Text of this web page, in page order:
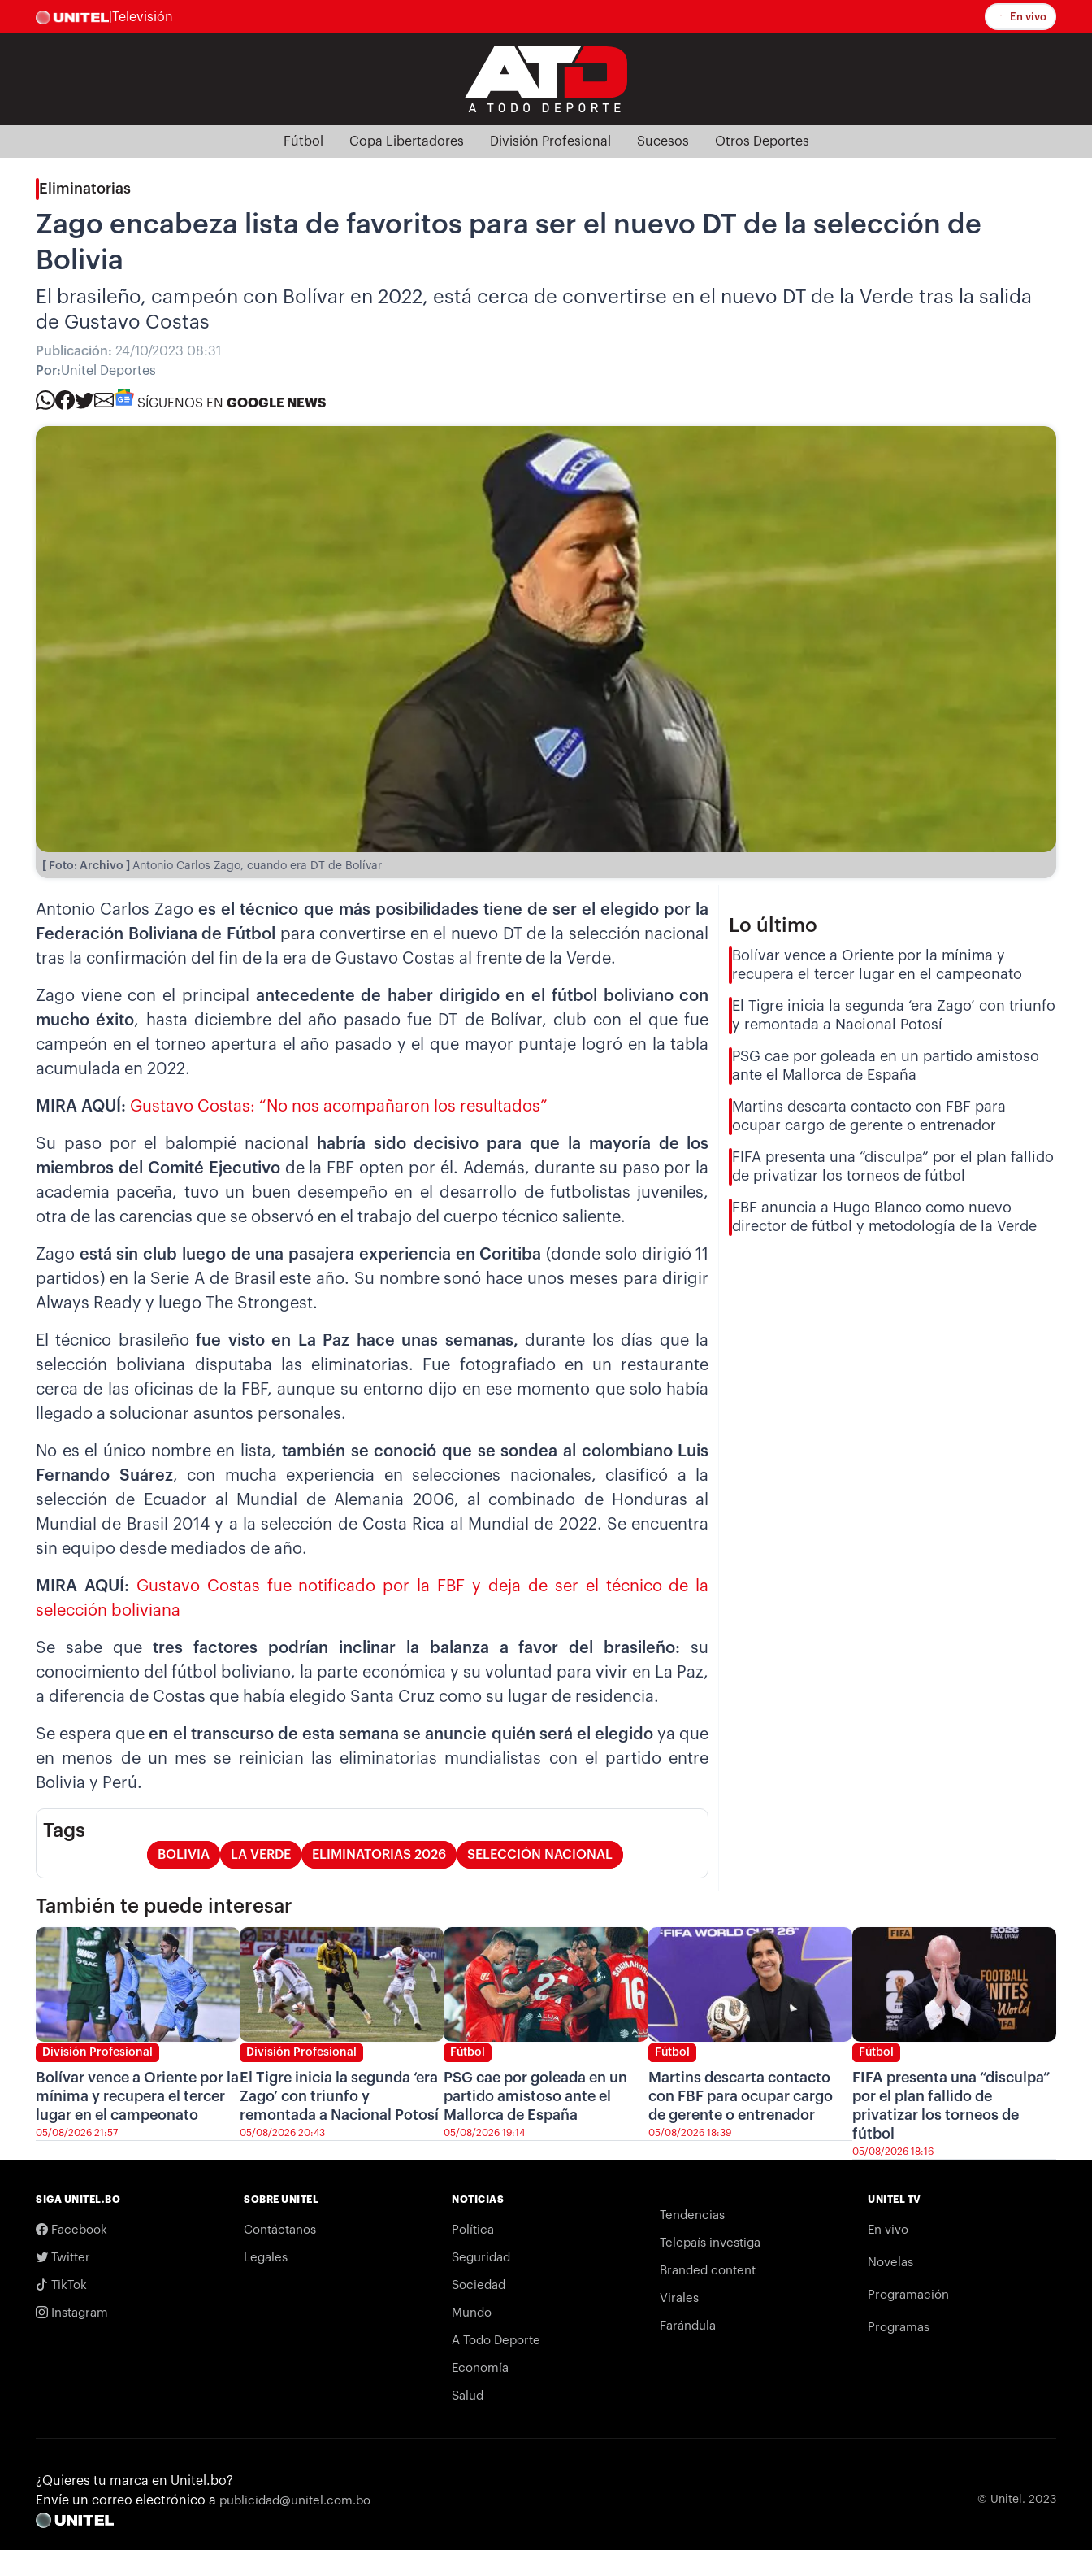
Televisión En vivo
Fútbol Copa Libertadores División Profesional Sucesos Otros Deportes
Eliminatorias
Zago encabeza lista de favoritos para ser el nuevo DT de la selección de
Bolivia
El brasileño, campeón con Bolívar en 2022, está cerca de convertirse en el nuevo DT de la Verde tras la salida
de Gustavo Costas
Publicación: 24/10/2023 08:31
Por:Unitel Deportes
SÍGUENOS EN GOOGLE NEWS
[ Foto: Archivo ] Antonio Carlos Zago, cuando era DT de Bolívar
Antonio Carlos Zagoes el técnico que más posibilidades tiene de ser el elegido por la
Federación Boliviana de Fútbol para convertirse en el nuevo DT de la selección nacional
tras la confirmación del fin de la era de Gustavo Costas al frente de la Verde.
Zago viene con el principal antecedente de haber dirigido en el fútbol boliviano con
mucho éxito, hasta diciembre del año pasado fue DT de Bolívar, club con el que fue
campeón en el torneo apertura el año pasado y el que mayor puntaje logró en la tabla
acumulada en 2022.
MIRA AQUÍ: Gustavo Costas: “No nos acompañaron los resultados”
Su paso por el balompié nacional
habría sido decisivo para que la mayoría de los
miembros del Comité Ejecutivode la FBF opten por él. Además, durante su paso por la
academia paceña, tuvo un buen desempeño en el desarrollo de futbolistas juveniles,
otra de las carencias que se observó en el trabajo del cuerpo técnico saliente.
Zago está sin club luego de una pasajera experiencia en Coritiba (donde solo dirigió 11
partidos) en la Serie A de Brasil este año. Su nombre sonó hace unos meses para dirigir
Always Ready y luego The Strongest.
El técnico brasileñofue visto en La Paz hace unas semanas, durante los días que la
selección boliviana disputaba las eliminatorias. Fue fotografiado en un restaurante
cerca de las oficinas de la FBF, aunque su entorno dijo en ese momento que solo había
llegado a solucionar asuntos personales.
No es el único nombre en lista, también se conoció que se sondea al colombiano Luis
Fernando Suárez, con mucha experiencia en selecciones nacionales, clasificó a la
selección de Ecuador al Mundial de Alemania 2006, al combinado de Honduras al
Mundial de Brasil 2014 y a la selección de Costa Rica al Mundial de 2022. Se encuentra
sin equipo desde mediados de año.
MIRA AQUÍ: Gustavo Costas fue notificado por la FBF y deja de ser el técnico de la
selección boliviana
Se sabe quetres factores podrían inclinar la balanza a favor del brasileño: su
conocimiento del fútbol boliviano, la parte económica y su voluntad para vivir en La Paz,
a diferencia de Costas que había elegido Santa Cruz como su lugar de residencia.
Se espera queen el transcurso de esta semana se anuncie quién será el elegido ya que
en menos de un mes se reinician las eliminatorias mundialistas con el partido entre
Bolivia y Perú.
Tags
BOLIVIA LA VERDE ELIMINATORIAS 2026 SELECCIÓN NACIONAL
Lo último
Bolívar vence a Oriente por la mínima y
recupera el tercer lugar en el campeonato
El Tigre inicia la segunda ‘era Zago’ con triunfo
y remontada a Nacional Potosí
PSG cae por goleada en un partido amistoso
ante el Mallorca de España
Martins descarta contacto con FBF para
ocupar cargo de gerente o entrenador
FIFA presenta una “disculpa” por el plan fallido
de privatizar los torneos de fútbol
FBF anuncia a Hugo Blanco como nuevo
director de fútbol y metodología de la Verde
También te puede interesar
División Profesional
Bolívar vence a Oriente por la
mínima y recupera el tercer
lugar en el campeonato
05/08/2026 21:57
División Profesional
El Tigre inicia la segunda ‘era
Zago’ con triunfo y
remontada a Nacional Potosí
05/08/2026 20:43
Fútbol
PSG cae por goleada en un
partido amistoso ante el
Mallorca de España
05/08/2026 19:14
Fútbol
Martins descarta contacto
con FBF para ocupar cargo
de gerente o entrenador
05/08/2026 18:39
Fútbol
FIFA presenta una “disculpa”
por el plan fallido de
privatizar los torneos de
fútbol
05/08/2026 18:16
SIGA UNITEL.BO
Facebook
Twitter
TikTok
Instagram
SOBRE UNITEL
Contáctanos
Legales
NOTICIAS
Política
Seguridad
Sociedad
Mundo
A Todo Deporte
Economía
Salud
Tendencias
Telepaís investiga
Branded content
Virales
Farándula
UNITEL TV
En vivo
Novelas
Programación
Programas
¿Quieres tu marca en Unitel.bo?
Envíe un correo electrónico a publicidad@unitel.com.bo © Unitel. 2023